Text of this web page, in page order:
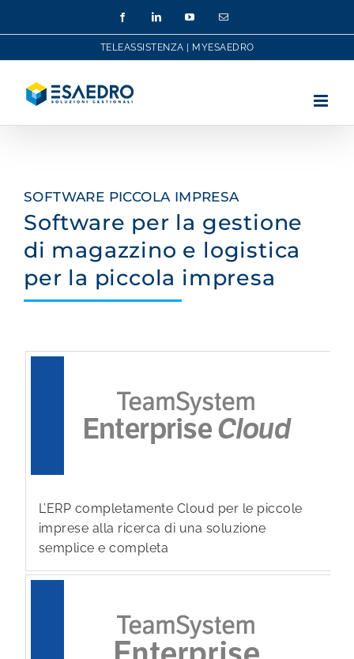
FacebookLinkedInYouTubeEmail
TELEASSISTENZA MYESAEDRO
SOFTWARE PICCOLA IMPRESA
Software per la gestione
di magazzino e logistica
per la piccola impresa
L’ERP completamente Cloud per le piccole
imprese alla ricerca di una soluzione
semplice e completa